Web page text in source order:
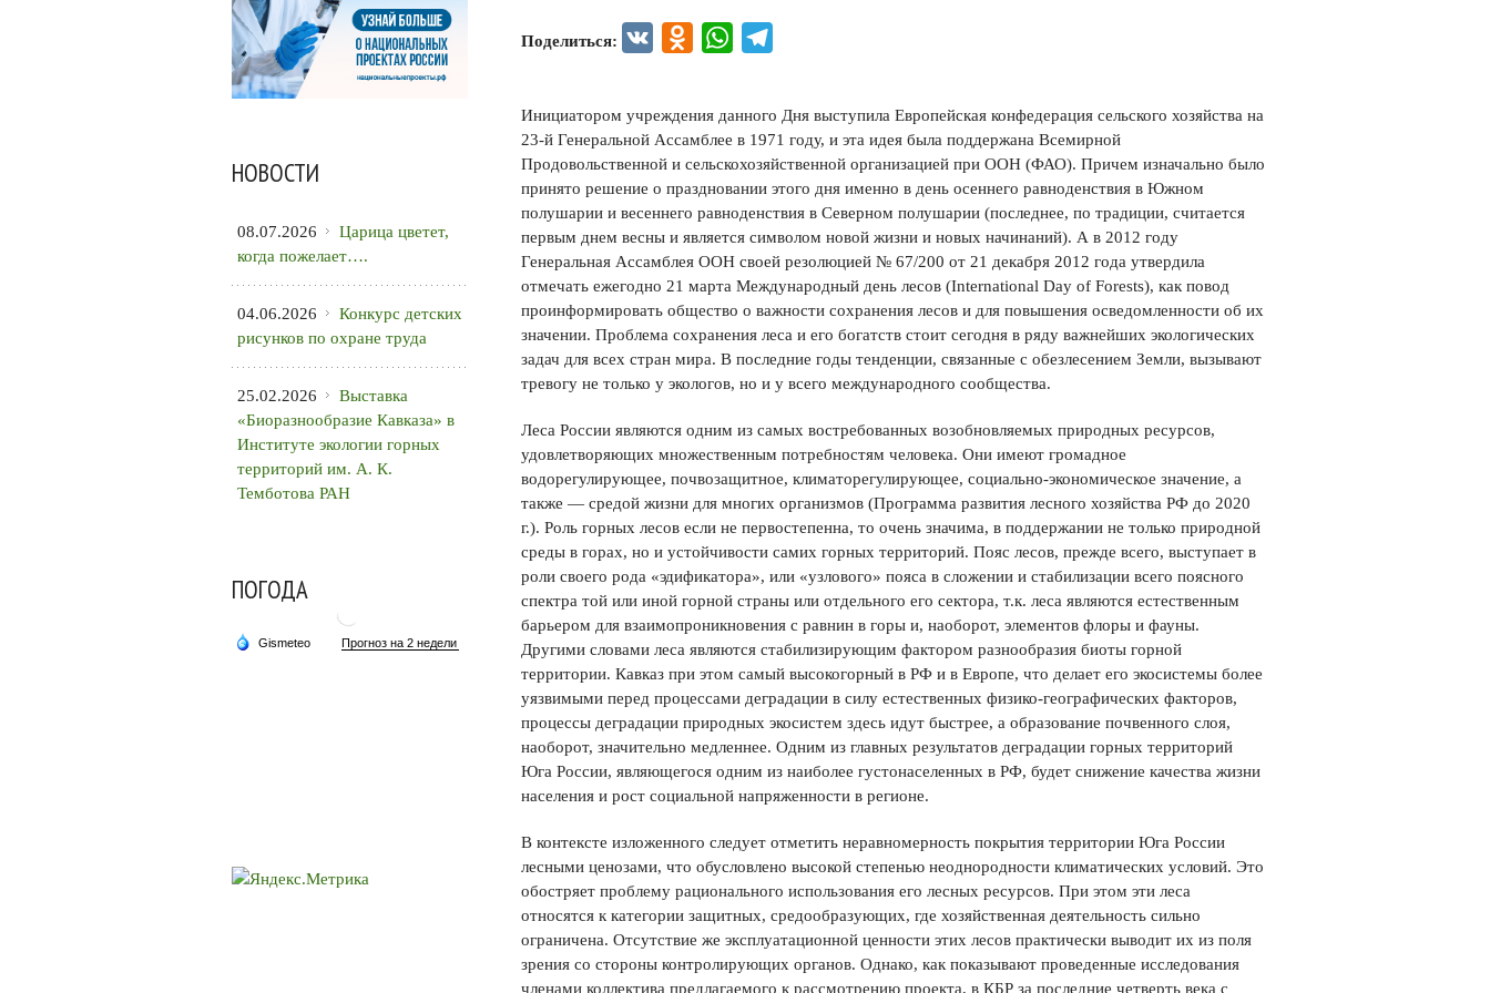
Поделиться: VK Odnoklassniki
WhatsApp
Инициатором учреждения данного Дня выступила Европейская конфедерация сельского хозяйства на
23-й Генеральной Ассамблее в 1971 году, и эта идея была поддержана Всемирной
Продовольственной и сельскохозяйственной организацией при ООН (ФАО). Причем изначально было
принято решение о праздновании этого дня именно в день осеннего равноденствия в Южном
полушарии и весеннего равноденствия в Северном полушарии (последнее, по традиции, считается
первым днем весны и является символом новой жизни и новых начинаний). А в 2012 году
Генеральная Ассамблея ООН своей резолюцией № 67/200 от 21 декабря 2012 года утвердила
отмечать ежегодно 21 марта Международный день лесов (International Day of Forests), как повод
проинформировать общество о важности сохранения лесов и для повышения осведомленности об их
значении. Проблема сохранения леса и его богатств стоит сегодня в ряду важнейших экологических
задач для всех стран мира. В последние годы тенденции, связанные с обезлесением Земли, вызывают
тревогу не только у экологов, но и у всего международного сообщества.
Леса России являются одним из самых востребованных возобновляемых природных ресурсов,
удовлетворяющих множественным потребностям человека. Они имеют громадное
водорегулирующее, почвозащитное, климаторегулирующее, социально-экономическое значение, а
также — средой жизни для многих организмов (Программа развития лесного хозяйства РФ до 2020
г.). Роль горных лесов если не первостепенна, то очень значима, в поддержании не только природной
среды в горах, но и устойчивости самих горных территорий. Пояс лесов, прежде всего, выступает в
роли своего рода «эдификатора», или «узлового» пояса в сложении и стабилизации всего поясного
спектра той или иной горной страны или отдельного его сектора, т.к. леса являются естественным
барьером для взаимопроникновения с равнин в горы и, наоборот, элементов флоры и фауны.
Другими словами леса являются стабилизирующим фактором разнообразия биоты горной
территории. Кавказ при этом самый высокогорный в РФ и в Европе, что делает его экосистемы более
уязвимыми перед процессами деградации в силу естественных физико-географических факторов,
процессы деградации природных экосистем здесь идут быстрее, а образование почвенного слоя,
наоборот, значительно медленнее. Одним из главных результатов деградации горных территорий
Юга России, являющегося одним из наиболее густонаселенных в РФ, будет снижение качества жизни
населения и рост социальной напряженности в регионе.
В контексте изложенного следует отметить неравномерность покрытия территории Юга России
лесными ценозами, что обусловлено высокой степенью неоднородности климатических условий. Это
обостряет проблему рационального использования его лесных ресурсов. При этом эти леса
относятся к категории защитных, средообразующих, где хозяйственная деятельность сильно
ограничена. Отсутствие же эксплуатационной ценности этих лесов практически выводит их из поля
зрения со стороны контролирующих органов. Однако, как показывают проведенные исследования
членами коллектива предлагаемого к рассмотрению проекта, в КБР за последние четверть века с
НОВОСТИ
08.07.2026
Царица цветет,
когда пожелает….
04.06.2026
Конкурс детских
рисунков по охране труда
25.02.2026
Выставка
«Биоразнообразие Кавказа» в
Институте экологии горных
территорий им. А. К.
Темботова РАН
ПОГОДА